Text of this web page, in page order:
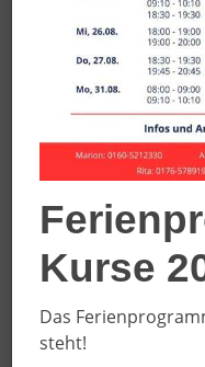
Kurse
Das
steht!